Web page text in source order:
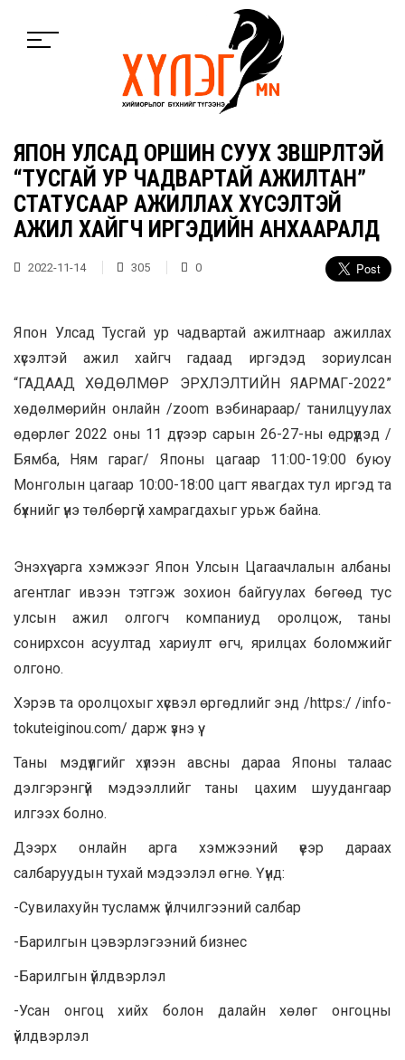
ЯПОН УЛСАД ОРШИН СУУХ ЗӨВШӨӨРӨЛТЭЙ
“ТУСГАЙ УР ЧАДВАРТАЙ АЖИЛТАН”
СТАТУСААР АЖИЛЛАХ ХҮСЭЛТЭЙ
АЖИЛ ХАЙГЧ ИРГЭДИЙН АНХААРАЛД
2022-11-14 305 0
Япон Улсад Тусгай ур чадвартай ажилтнаар ажиллах
хүсэлтэй ажил хайгч гадаад иргэдэд зориулсан
“ГАДААД ХӨДӨЛМӨР ЭРХЛЭЛТИЙН ЯАРМАГ-2022”
хөдөлмөрийн онлайн /zoom вэбинараар/ танилцуулах
өдөрлөг 2022 оны 11 дүгээр сарын 26-27-ны өдрүүдэд /
Бямба, Ням гараг/ Японы цагаар 11:00-19:00 буюу
Монголын цагаар 10:00-18:00 цагт явагдах тул иргэд та
бүхнийг үнэ төлбөргүй хамрагдахыг урьж байна.
Энэхүү арга хэмжээг Япон Улсын Цагаачлалын албаны
агентлаг ивээн тэтгэж зохион байгуулах бөгөөд тус
улсын ажил олгогч компаниуд оролцож, таны
сонирхсон асуултад хариулт өгч, ярилцах боломжийг
олгоно.
Хэрэв та оролцохыг хүсвэл өргөдлийг энд /https:/ /info-
tokuteiginou.com/ дарж үзнэ үү.
Таны мэдүүлгийг хүлээн авсны дараа Японы талаас
дэлгэрэнгүй мэдээллийг таны цахим шуудангаар
илгээх болно.
Дээрх онлайн арга хэмжээний үеэр дараах
салбаруудын тухай мэдээлэл өгнө. Үүнд:
-Сувилахуйн тусламж үйлчилгээний салбар
-Барилгын цэвэрлэгээний бизнес
-Барилгын үйлдвэрлэл
-Усан онгоц хийх болон далайн хөлөг онгоцны
үйлдвэрлэл